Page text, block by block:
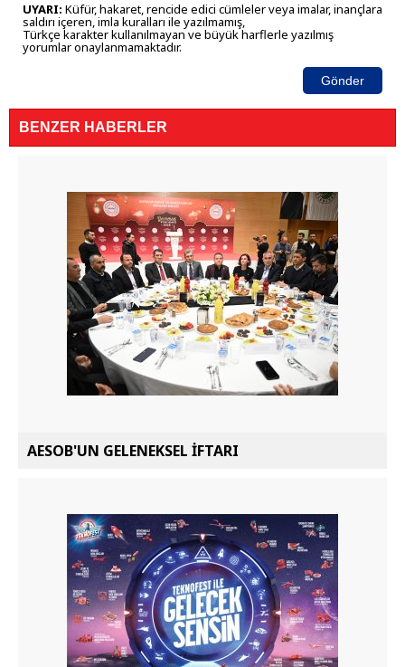
UYARI: Küfür, hakaret, rencide edici cümleler veya imalar, inançlara
saldırı içeren, imla kuralları ile yazılmamış,
Türkçe karakter kullanılmayan ve büyük harflerle yazılmış
yorumlar onaylanmamaktadır.
Gönder
BENZER HABERLER
AESOB'UN GELENEKSEL İFTARI